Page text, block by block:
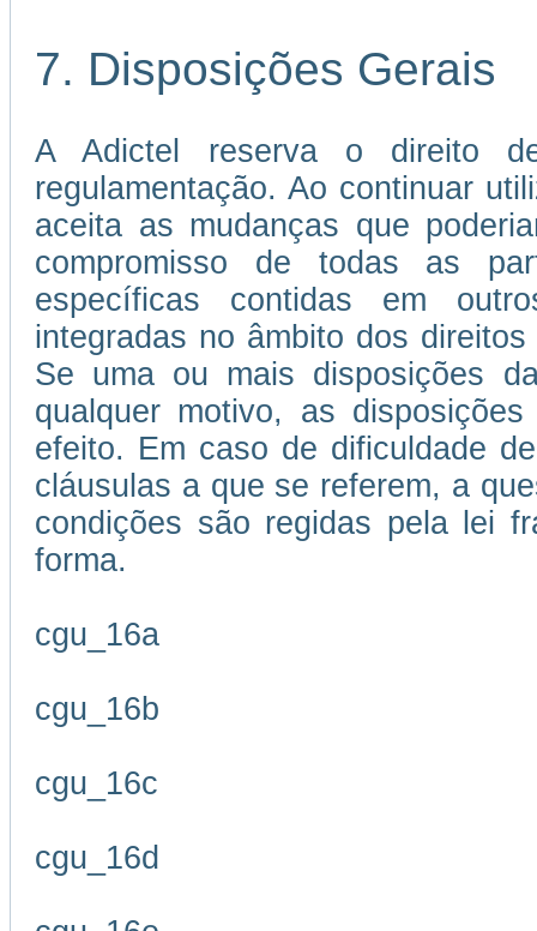
7. Disposições Gerais
A Adictel reserva o direito
regulamentação. Ao continuar
aceita as mudanças que
compromisso de todas as
específicas contidas em
integradas no âmbito dos
Se uma ou mais disposições
qualquer motivo, as
efeito. Em caso de dificuldade
cláusulas a que se referem, a
condições são regidas pela lei
forma.
cgu_16a
cgu_16b
cgu_16c
cgu_16d